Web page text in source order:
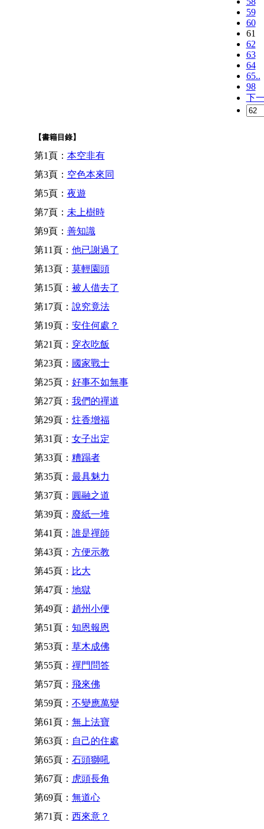
59
60
61
62
63
64
65..
98
下
【書籍目錄】
第1頁： 本空非有
第3頁： 空色本來同
第5頁： 夜遊
第7頁： 未上樹時
第9頁： 善知識
第11頁： 他已謝過了
第13頁： 莫輕園頭
第15頁： 被人借去了
第17頁： 說究竟法
第19頁： 安住何處？
第21頁： 穿衣吃飯
第23頁： 國家戰士
第25頁： 好事不如無事
第27頁： 我們的禪道
第29頁： 炷香增福
第31頁： 女子出定
第33頁： 糟蹋者
第35頁： 最具魅力
第37頁： 圓融之道
第39頁： 廢紙一堆
第41頁： 誰是禪師
第43頁： 方便示教
第45頁： 比大
第47頁： 地獄
第49頁： 趙州小便
第51頁： 知恩報恩
第53頁： 草木成佛
第55頁： 禪門問答
第57頁： 飛來佛
第59頁： 不變應萬變
第61頁： 無上法寶
第63頁： 自己的住處
第65頁： 石頭獅吼
第67頁： 虎頭長角
第69頁： 無道心
第71頁： 西來意？